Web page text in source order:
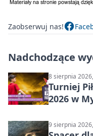
Zaobserwuj nas!
Nadchodzące
8 sierpnia
Turniej
2026 w
9 sierpnia